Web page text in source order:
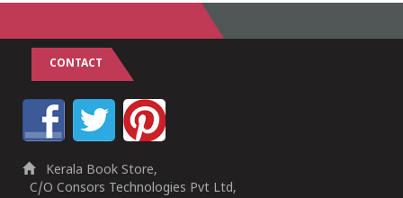
CONTACT
Kerala Book Store,
C/O Consors Technologies Pvt Ltd,